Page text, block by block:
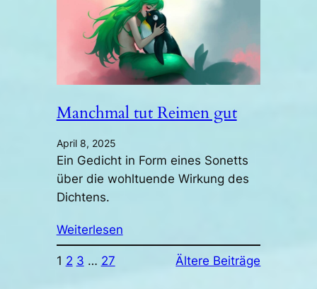
Manchmal tut Reimen gut
April 8, 2025
Ein Gedicht in Form eines Sonetts
über die wohltuende Wirkung des
Dichtens.
Weiterlesen
1 2 3 … 27 Ältere Beiträge